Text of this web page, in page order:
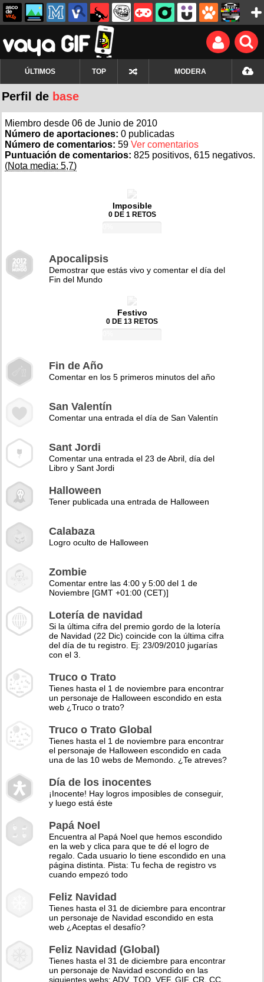
ÚLTIMOS TOP MODERA
Perfil de base
Miembro desde 06 de Junio de 2010
Número de aportaciones: 0 publicadas
Número de comentarios: 59 Ver comentarios
Puntuación de comentarios: 825 positivos, 615 negativos.
(Nota media: 5,7)
Imposible
0 DE 1 RETOS
Apocalipsis
Demostrar que estás vivo y comentar el día del
Fin del Mundo
Festivo
0 DE 13 RETOS
Fin de Año
Comentar en los 5 primeros minutos del año
San Valentín
Comentar una entrada el día de San Valentín
Sant Jordi
Comentar una entrada el 23 de Abril, día del
Libro y Sant Jordi
Halloween
Tener publicada una entrada de Halloween
Calabaza
Logro oculto de Halloween
Zombie
Comentar entre las 4:00 y 5:00 del 1 de
Noviembre [GMT +01:00 (CET)]
Lotería de navidad
Si la última cifra del premio gordo de la lotería
de Navidad (22 Dic) coincide con la última cifra
del día de tu registro. Ej: 23/09/2010 jugarías
con el 3.
Truco o Trato
Tienes hasta el 1 de noviembre para encontrar
un personaje de Halloween escondido en esta
web ¿Truco o trato?
Truco o Trato Global
Tienes hasta el 1 de noviembre para encontrar
el personaje de Halloween escondido en cada
una de las 10 webs de Memondo. ¿Te atreves?
Día de los inocentes
¡Inocente! Hay logros imposibles de conseguir,
y luego está éste
Papá Noel
Encuentra al Papá Noel que hemos escondido
en la web y clica para que te dé el logro de
regalo. Cada usuario lo tiene escondido en una
página distinta. Pista: Tu fecha de registro vs
cuando empezó todo
Feliz Navidad
Tienes hasta el 31 de diciembre para encontrar
un personaje de Navidad escondido en esta
web ¿Aceptas el desafío?
Feliz Navidad (Global)
Tienes hasta el 31 de diciembre para encontrar
un personaje de Navidad escondido en las
siguientes webs: ADV, TQD, VEF, GIF, CR, CC,